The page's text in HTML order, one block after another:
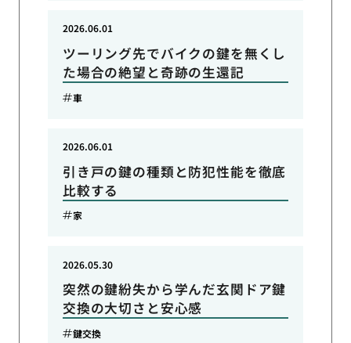
ツーリング先でバイクの鍵を無くし
た場合の絶望と奇跡の生還記
2026.06.01
車
引き戸の鍵の種類と防犯性能を徹底
比較する
2026.06.01
家
突然の鍵紛失から学んだ玄関ドア鍵
交換の大切さと安心感
2026.05.30
鍵交換